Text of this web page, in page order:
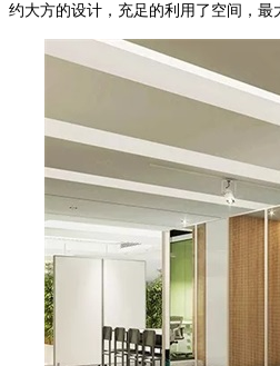
约大方的设计，充足的利用了空间，最